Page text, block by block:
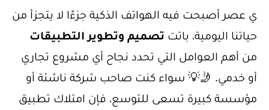
ي عصر أصبحت فيه الهواتف الذكية جزءًا لا يتجزأ من
حياتنا اليومية، باتت تصميم وتطوير التطبيقات
من أهم العوامل التي تحدد نجاح أي مشروع تجاري
أو خدمي. 🤳💡 سواء كنت صاحب شركة ناشئة أو
مؤسسة كبيرة تسعى للتوسع، فإن امتلاك تطبيق